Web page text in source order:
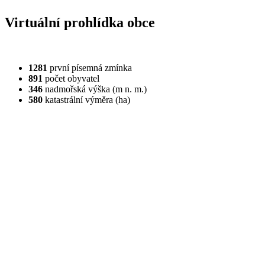
Virtuální prohlídka obce
1281 první písemná zmínka
891 počet obyvatel
346 nadmořská výška (m n. m.)
580 katastrální výměra (ha)